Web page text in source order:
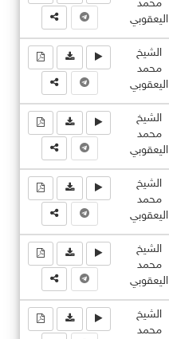
محمد
اليعقوبي
الشيخ
محمد
اليعقوبي
الشيخ
محمد
اليعقوبي
الشيخ
محمد
اليعقوبي
الشيخ
محمد
اليعقوبي
الشيخ
محمد